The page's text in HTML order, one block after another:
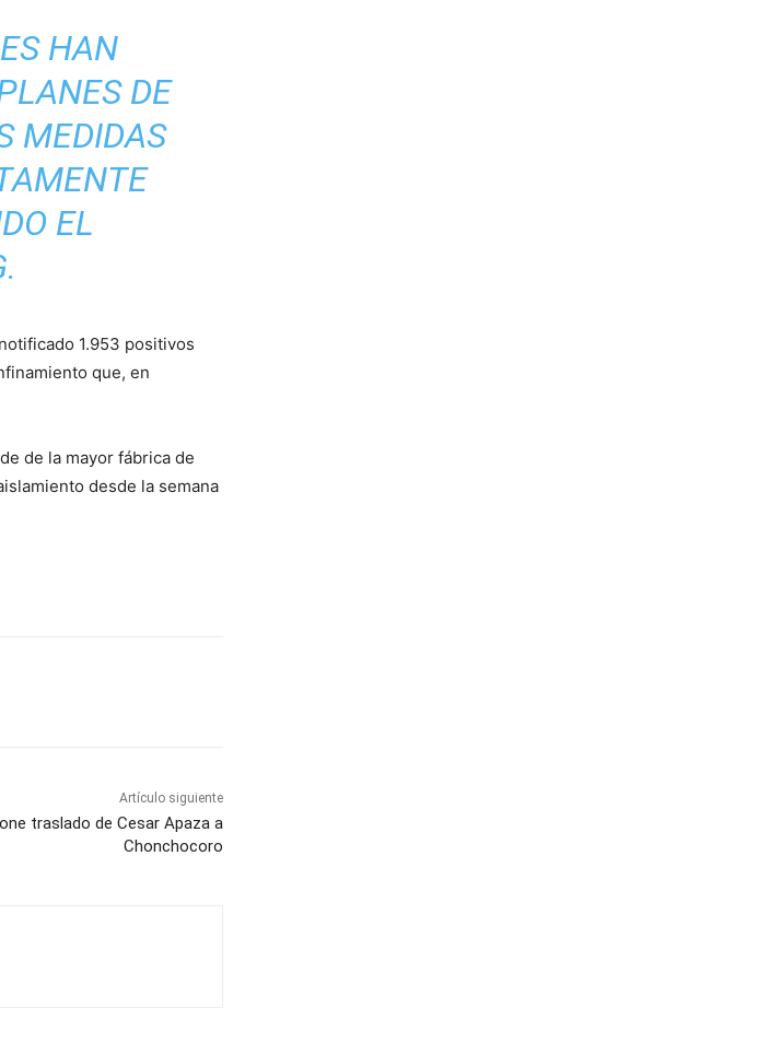
HAN
DE
MEDIDAS
EL
1.953 positivos
que, en
de la mayor fábrica de
desde la semana
Artículo siguiente
traslado de Cesar Apaza a
Chonchocoro